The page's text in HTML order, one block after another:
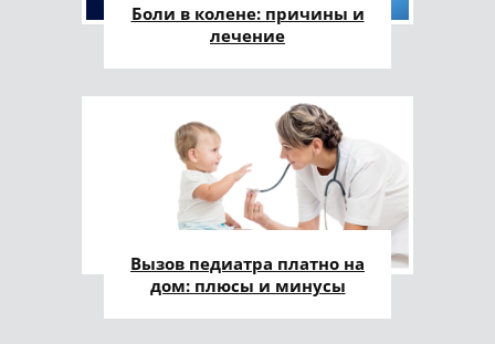
Боли в колене: причины и
лечение
Вызов педиатра платно на
дом: плюсы и минусы